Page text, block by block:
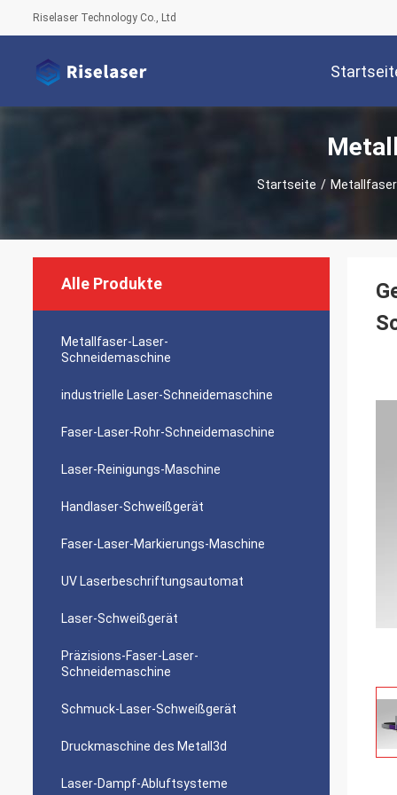
Riselaser Technology Co., Ltd
Startseite /
Alle Produkte
Metallfaser-Laser-
Schneidemaschine
industrielle Laser-Schneidemaschine
Faser-Laser-Rohr-Schneidemaschine
Laser-Reinigungs-Maschine
Handlaser-Schweißgerät
Faser-Laser-Markierungs-Maschine
UV Laserbeschriftungsautomat
Laser-Schweißgerät
Präzisions-Faser-Laser-
Schneidemaschine
Schmuck-Laser-Schweißgerät
Druckmaschine des Metall3d
Laser-Dampf-Abluftsysteme